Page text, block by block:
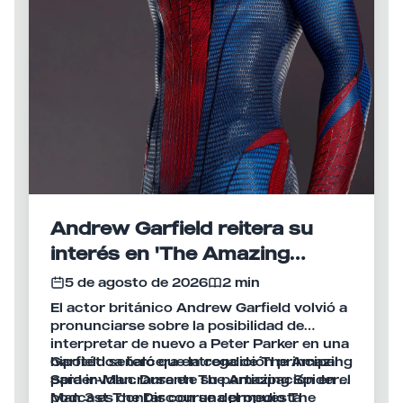
Andrew Garfield reitera su
interés en 'The Amazing
Spider-Man 3', pero fija una
condición indispensable para
su regreso
5 de agosto de 2026
2 min
El actor británico Andrew Garfield volvió a
pronunciarse sobre la posibilidad de
interpretar de nuevo a Peter Parker en una
hipotética tercera entrega de The Amazing
Spider-Man. Durante su participación en el
podcast The Discourse del medio The
Garfield señaló que la condición principal
para involucrarse en The Amazing Spider-
Man 3 es contar con una propuesta